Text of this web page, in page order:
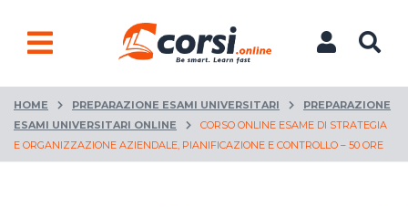
HOME PREPARAZIONE ESAMI UNIVERSITARI
PREPARAZIONE
ESAMI UNIVERSITARI ONLINE
CORSO ONLINE ESAME DI STRATEGIA
E ORGANIZZAZIONE AZIENDALE, PIANIFICAZIONE E CONTROLLO – 50 ORE